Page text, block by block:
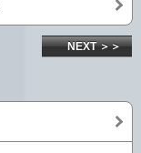
NEXT ＞＞